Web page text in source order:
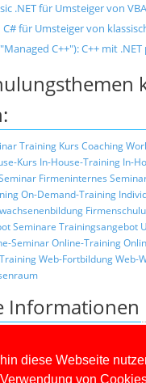
diese Webseite
von
.NET für Umsteiger von
C# für Umsteiger von
C++"): C++ mit
Training Kurs Coaching
Kurs In-House-Training In-
Firmeninternes
On-Demand-Training
Seminare Trainingsangebot
SeminarOnline-Training
Web-FortbildungWeb-
Informationen
Informationen über unsere